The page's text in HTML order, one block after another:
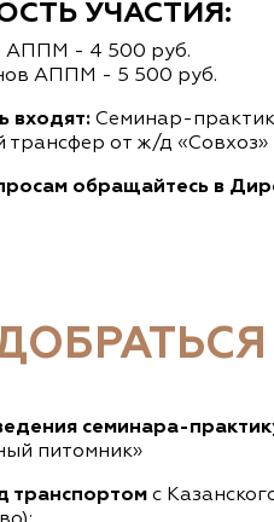
УЧАСТИЯ:
АППМ - 4 500 руб.
АППМ - 5 500 руб.
входят: Семинар-
трансфер от ж/д «Совхоз»
обращайтесь в
семинара-
питомник»
транспортом с